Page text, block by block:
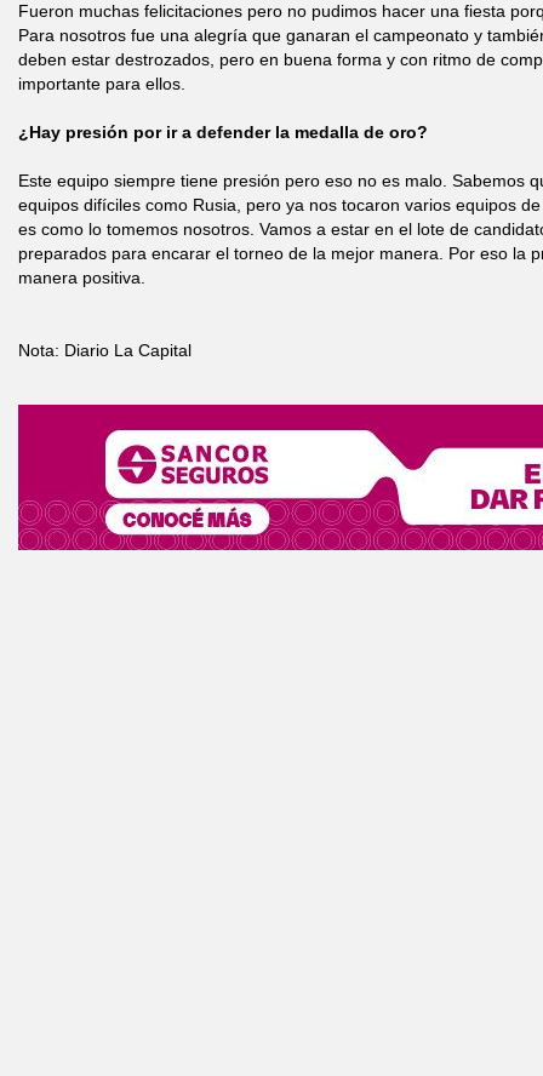
Fueron muchas felicitaciones pero no pudimos hacer una fiesta
Para nosotros fue una alegría que ganaran el campeonato y
deben estar destrozados, pero en buena forma y con ritmo de
importante para ellos.
¿Hay presión por ir a defender la medalla de oro?
Este equipo siempre tiene presión pero eso no es malo. Sabemos
equipos difíciles como Rusia, pero ya nos tocaron varios equipos
es como lo tomemos nosotros. Vamos a estar en el lote de
preparados para encarar el torneo de la mejor manera. Por eso la
manera positiva.
Nota: Diario La Capital